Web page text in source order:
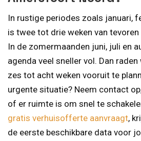
In rustige periodes zoals januari,
is twee tot drie weken van
In de zomermaanden juni, juli en
agenda veel sneller vol. Dan
zes tot acht weken vooruit te
urgente situatie? Neem contact
of er ruimte is om snel te
gratis verhuisofferte aanvraagt,
de eerste beschikbare data voor